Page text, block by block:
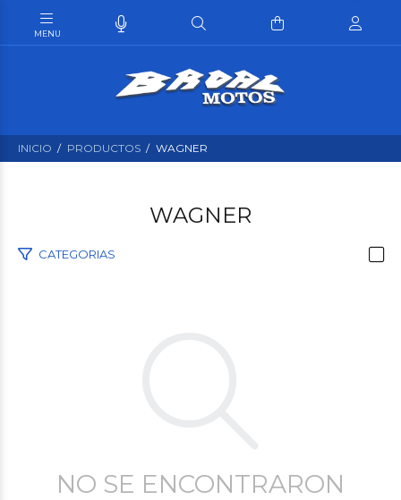
INICIO PRODUCTOS WAGNER
WAGNER
CATEGORIAS
NO SE ENCONTRARON